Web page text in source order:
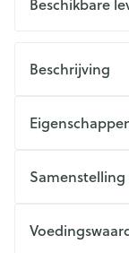
Beschrijving
Samenstelling